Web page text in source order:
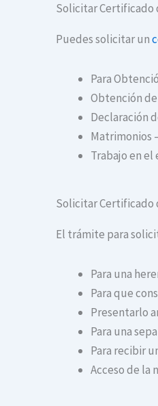
Solicitar Certificado
Puedes solicitar un
Para
Obtención
Declaración
Matrimonios
Trabajo en
Solicitar Certificado
El trámite para
Para una
Para que
Presentarlo
Para una
Para recibir
Acceso de la